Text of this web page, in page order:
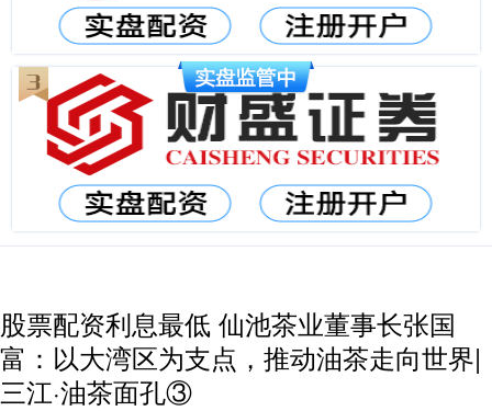
股票配资利息最低 仙池茶业董事长张国
富：以大湾区为支点，推动油茶走向世界|
三江·油茶面孔③